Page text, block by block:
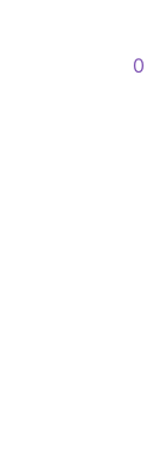
0